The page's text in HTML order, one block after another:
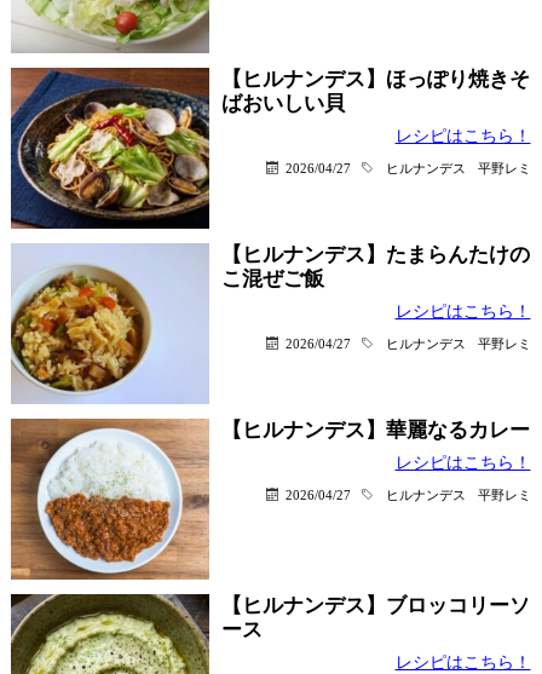
【ヒルナンデス】ほっぽり焼きそ
ばおいしい貝
レシピはこちら！
2026/04/27 ヒルナンデス 平野レミ
【ヒルナンデス】たまらんたけの
こ混ぜご飯
レシピはこちら！
2026/04/27 ヒルナンデス 平野レミ
【ヒルナンデス】華麗なるカレー
レシピはこちら！
2026/04/27 ヒルナンデス 平野レミ
【ヒルナンデス】ブロッコリーソ
ース
レシピはこちら！